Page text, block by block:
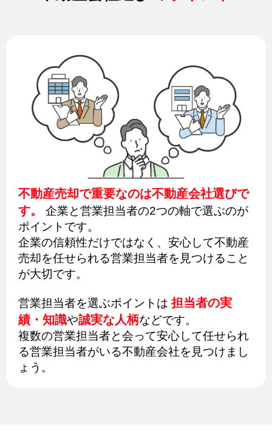
不動産売却で重要なのは不動産会社選びで
す。
企業と営業担当者の2つの軸で選ぶのが
ポイントです。
企業の信頼性だけではなく、安心して不動産
売却を任せられる営業担当者を見つけること
が大切です。
営業担当者を選ぶポイントは 担当者の実
績・知識や誠実な人柄などです。
複数の営業担当者と会って安心して任せられ
る営業担当者がいる不動産会社を見つけまし
ょう。